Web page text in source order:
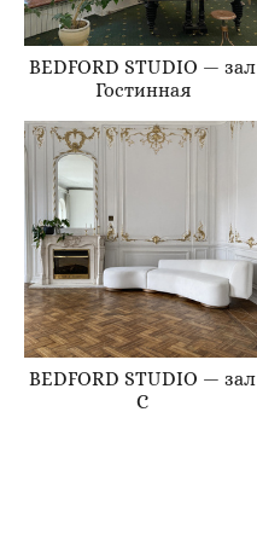
BEDFORD STUDIO — зал
Гостинная
BEDFORD STUDIO — зал
C